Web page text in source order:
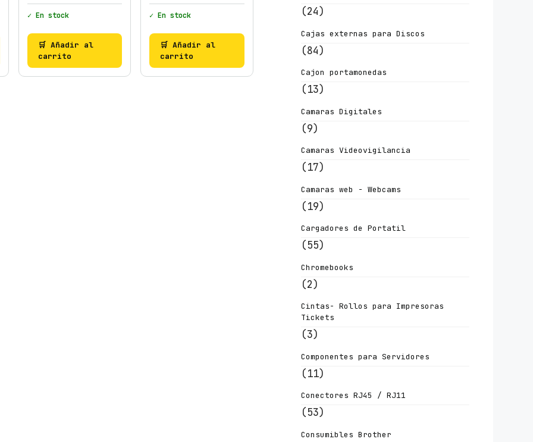
✓ En stock
🛒 Añadir al
carrito
✓ En stock
🛒 Añadir al
carrito
(24)
Cajas externas para Discos
(84)
Cajon portamonedas
(13)
Camaras Digitales
(9)
Camaras Videovigilancia
(17)
Camaras web - Webcams
(19)
Cargadores de Portatil
(55)
Chromebooks
(2)
Cintas- Rollos para Impresoras
Tickets
(3)
Componentes para Servidores
(11)
Conectores RJ45 / RJ11
(53)
Consumibles Brother